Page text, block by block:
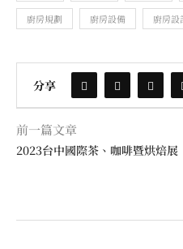
廚房規劃 廚房設備 廚房設
分享
前一篇文章
2023台中國際茶、咖啡暨烘焙展